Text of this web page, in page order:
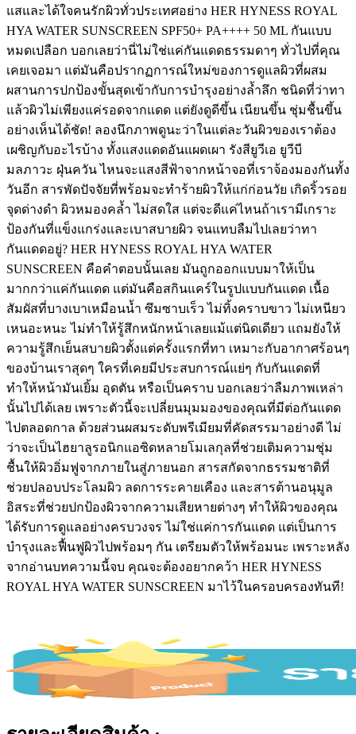
แสและได้ใจคนรักผิวทั่วประเทศอย่าง HER HYNESS ROYAL
HYA WATER SUNSCREEN SPF50+ PA++++ 50 ML กันแบบ
หมดเปลือก บอกเลยว่านี่ไม่ใช่แค่กันแดดธรรมดาๆ ทั่วไปที่คุณ
เคยเจอมา แต่มันคือปรากฏการณ์ใหม่ของการดูแลผิวที่ผสม
ผสานการปกป้องขั้นสุดเข้ากับการบำรุงอย่างล้ำลึก ชนิดที่ว่าทา
แล้วผิวไม่เพียงแค่รอดจากแดด แต่ยังดูดีขึ้น เนียนขึ้น ชุ่มชื้นขึ้น
อย่างเห็นได้ชัด! ลองนึกภาพดูนะว่าในแต่ละวันผิวของเราต้อง
เผชิญกับอะไรบ้าง ทั้งแสงแดดอันแผดเผา รังสียูวีเอ ยูวีบี
มลภาวะ ฝุ่นควัน ไหนจะแสงสีฟ้าจากหน้าจอที่เราจ้องมองกันทั้ง
วันอีก สารพัดปัจจัยที่พร้อมจะทำร้ายผิวให้แก่ก่อนวัย เกิดริ้วรอย
จุดด่างดำ ผิวหมองคล้ำ ไม่สดใส แต่จะดีแค่ไหนถ้าเรามีเกราะ
ป้องกันที่แข็งแกร่งและเบาสบายผิว จนแทบลืมไปเลยว่าทา
กันแดดอยู่? HER HYNESS ROYAL HYA WATER
SUNSCREEN คือคำตอบนั้นเลย มันถูกออกแบบมาให้เป็น
มากกว่าแค่กันแดด แต่มันคือสกินแคร์ในรูปแบบกันแดด เนื้อ
สัมผัสที่บางเบาเหมือนน้ำ ซึมซาบเร็ว ไม่ทิ้งคราบขาว ไม่เหนียว
เหนอะหนะ ไม่ทำให้รู้สึกหนักหน้าเลยแม้แต่นิดเดียว แถมยังให้
ความรู้สึกเย็นสบายผิวตั้งแต่ครั้งแรกที่ทา เหมาะกับอากาศร้อนๆ
ของบ้านเราสุดๆ ใครที่เคยมีประสบการณ์แย่ๆ กับกันแดดที่
ทำให้หน้ามันเยิ้ม อุดตัน หรือเป็นคราบ บอกเลยว่าลืมภาพเหล่า
นั้นไปได้เลย เพราะตัวนี้จะเปลี่ยนมุมมองของคุณที่มีต่อกันแดด
ไปตลอดกาล ด้วยส่วนผสมระดับพรีเมียมที่คัดสรรมาอย่างดี ไม่
ว่าจะเป็นไฮยาลูรอนิกแอซิดหลายโมเลกุลที่ช่วยเติมความชุ่ม
ชื้นให้ผิวอิ่มฟูจากภายในสู่ภายนอก สารสกัดจากธรรมชาติที่
ช่วยปลอบประโลมผิว ลดการระคายเคือง และสารต้านอนุมูล
อิสระที่ช่วยปกป้องผิวจากความเสียหายต่างๆ ทำให้ผิวของคุณ
ได้รับการดูแลอย่างครบวงจร ไม่ใช่แค่การกันแดด แต่เป็นการ
บำรุงและฟื้นฟูผิวไปพร้อมๆ กัน เตรียมตัวให้พร้อมนะ เพราะหลัง
จากอ่านบทความนี้จบ คุณจะต้องอยากคว้า HER HYNESS
ROYAL HYA WATER SUNSCREEN มาไว้ในครอบครองทันที!